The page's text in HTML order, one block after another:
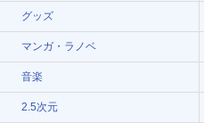
グッズ
マンガ・ラノベ
音楽
2.5次元